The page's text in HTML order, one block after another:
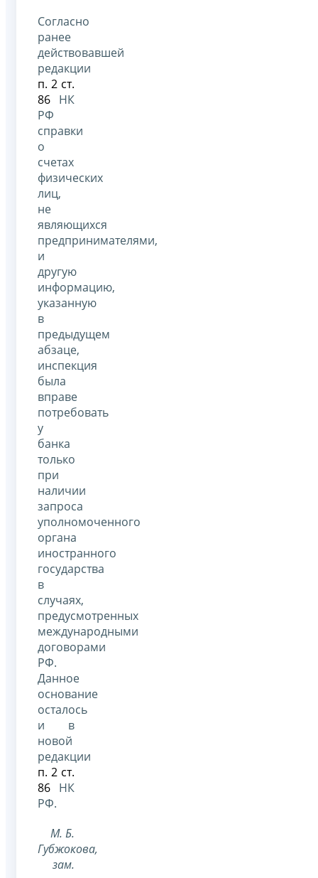
Согласно
ранее
действовавшей
редакции
п. 2 ст.
86 НК
РФ
справки
о
счетах
физических
лиц,
не
являющихся
предпринимателями,
и
другую
информацию,
указанную
в
предыдущем
абзаце,
инспекция
была
вправе
потребовать
у
банка
только
при
наличии
запроса
уполномоченного
органа
иностранного
государства
в
случаях,
предусмотренных
международными
договорами
РФ.
Данное
основание
осталось
и в
новой
редакции
п. 2 ст.
86 НК
РФ.
М. Б.
Губжокова,
зам.